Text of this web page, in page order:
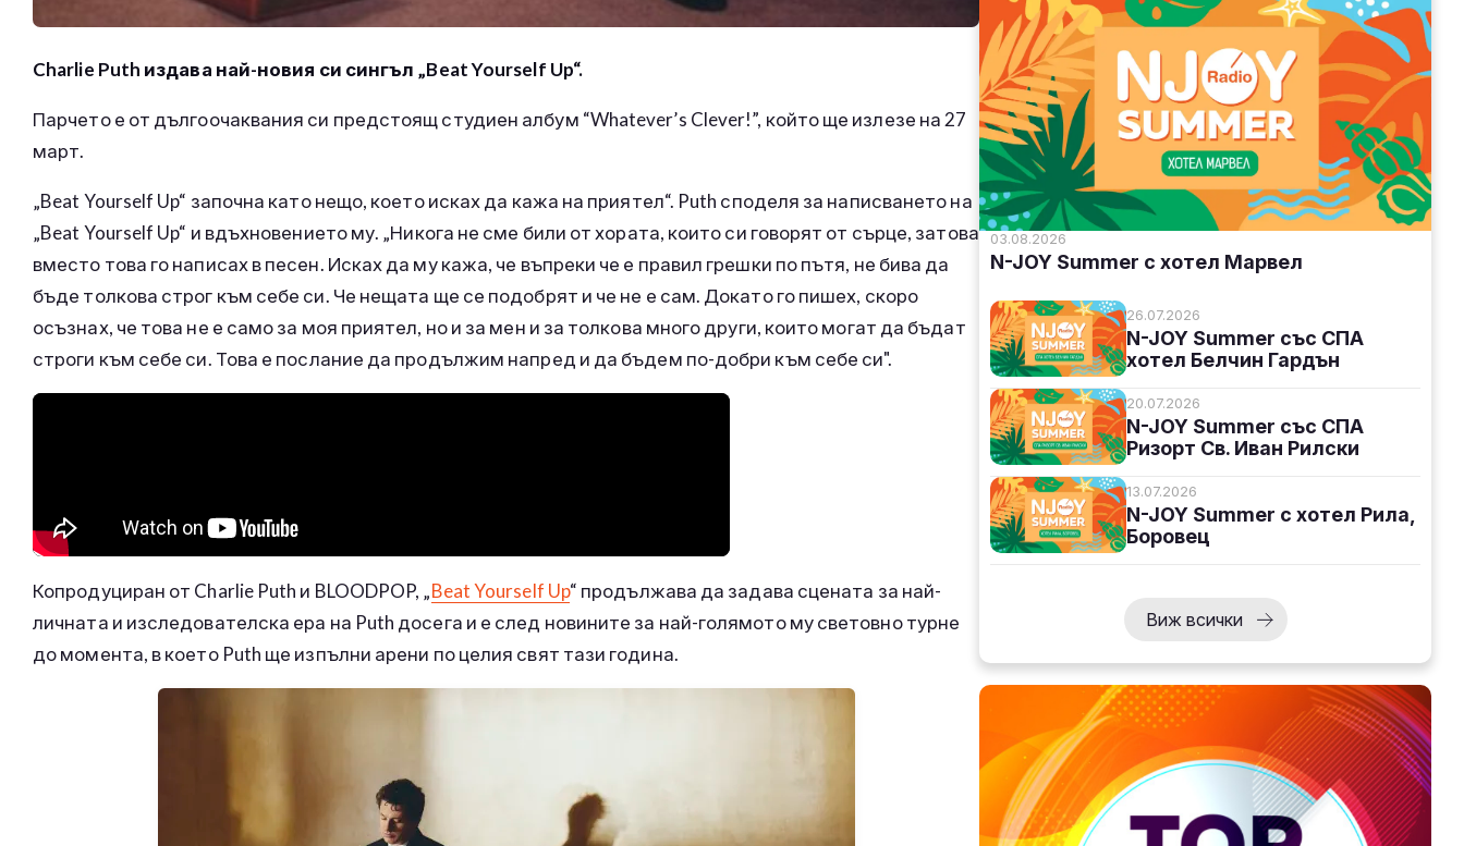
Charlie Puth издава най-новия си сингъл „Beat Yourself Up“.
Парчето е от дългоочаквания си предстоящ студиен албум “Whatever’s Clever!”, който ще излезе на 27
март.
„Beat Yourself Up“ започна като нещо, което исках да кажа на приятел“. Puth споделя за написването на
„Beat Yourself Up“ и вдъхновението му. „Никога не сме били от хората, които си говорят от сърце, затова
вместо това го написах в песен. Исках да му кажа, че въпреки че е правил грешки по пътя, не бива да
бъде толкова строг към себе си. Че нещата ще се подобрят и че не е сам. Докато го пишех, скоро
осъзнах, че това не е само за моя приятел, но и за мен и за толкова много други, които могат да бъдат
строги към себе си. Това е послание да продължим напред и да бъдем по-добри към себе си".
Копродуциран от Charlie Puth и BLOODPOP, „Beat Yourself Up“ продължава да задава сцената за най-
личната и изследователска ера на Puth досега и е след новините за най-голямото му световно турне
до момента, в което Puth ще изпълни арени по целия свят тази година.
03.08.2026
N-JOY Summer с хотел Марвел
26.07.2026
N-JOY Summer със СПА
хотел Белчин Гардън
20.07.2026
N-JOY Summer със СПА
Ризорт Св. Иван Рилски
13.07.2026
N-JOY Summer с хотел Рила,
Боровец
Виж всички